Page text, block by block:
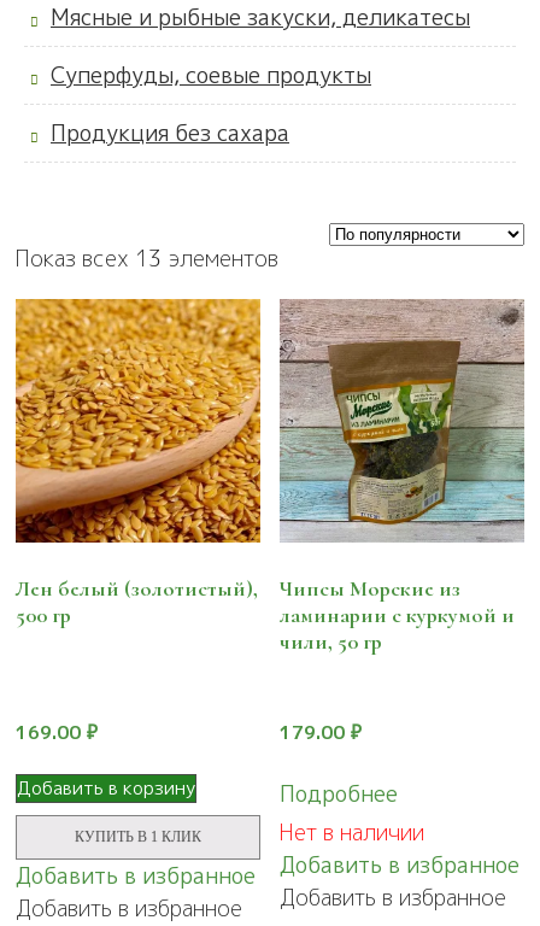
Мясные и рыбные закуски, деликатесы
Суперфуды, соевые продукты
Продукция без сахара
Показ всех 13 элементов
Лен белый (золотистый),
500 гр
169.00 ₽
Добавить в корзину
КУПИТЬ В 1 КЛИК
Добавить в избранное
Добавить в избранное
Чипсы Морские из
ламинарии с куркумой и
чили, 50 гр
179.00₽
Подробнее
Нет в наличии
Добавить в избранное
Добавить в избранное